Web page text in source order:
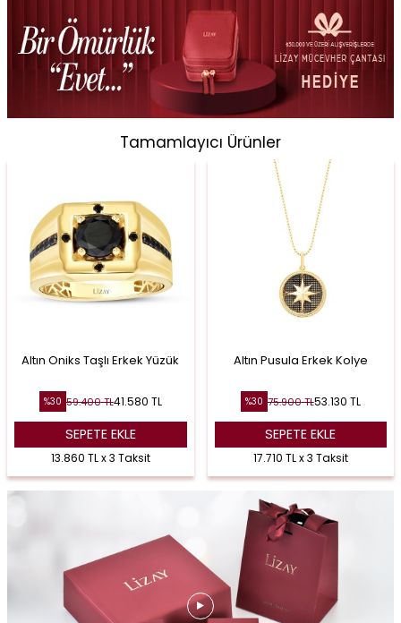
Tamamlayıcı Ürünler
Altın Oniks Taşlı Erkek Yüzük
%30 59.400TL41.580 TL
SEPETE EKLE
13.860 TL x 3 Taksit
Altın Pusula Erkek Kolye
%30 75.900TL53.130 TL
SEPETE EKLE
17.710 TL x 3 Taksit